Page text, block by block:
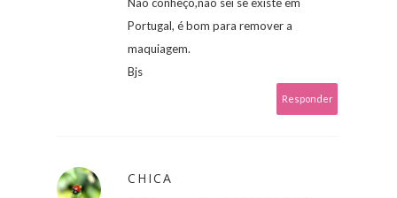
Não conheço,não sei se existe em
Portugal, é bom para remover a
maquiagem.
Bjs
Responder
CHICA